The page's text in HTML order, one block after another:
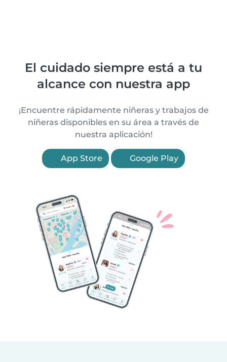
El cuidado siempre está a tu
alcance con nuestra app
¡Encuentre rápidamente niñeras y trabajos de
niñeras disponibles en su área a través de
nuestra aplicación!
App Store Google Play